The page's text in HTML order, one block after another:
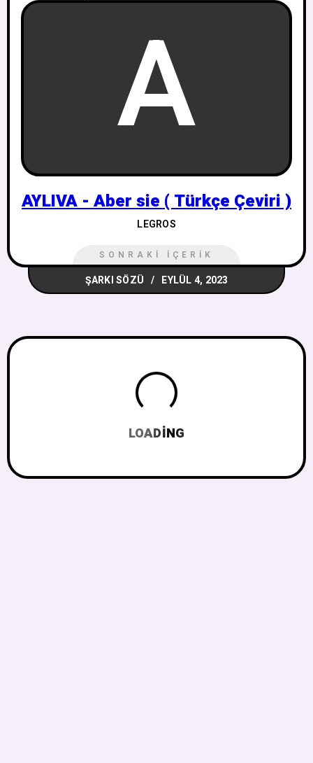
A
AYLIVA - Aber sie ( Türkçe Çeviri )
LEGROS
SONRAKI İÇERIK
ŞARKI SÖZÜ EYLÜL 4, 2023
LOADING